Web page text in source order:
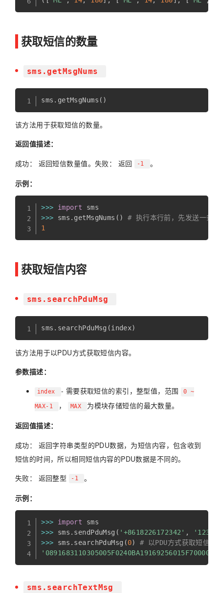
获取短信的数量
sms.getMsgNums
该方法用于获取短信的数量。
返回值描述：
成功： 返回短信数量值。失败： 返回
-1 。
示例：
>>> import
>>> sms . getMsgNums ( )
# 执行本行前，先发送一条
1
获取短信内容
sms.searchPduMsg
该方法用于以PDU方式获取短信内容。
参数描述：
index - 需要获取短信的索引，整型值，范围 0 ~
MAX-1 ， MAX 为模块存储短信的最大数量。
返回值描述：
成功： 返回字符串类型的PDU数据，为短信内容，包含收到
短信的时间，所以相同短信内容的PDU数据是不同的。
失败： 返回整型
-1 。
示例：
>>> import
>>> sms . sendPduMsg ( '+8618226172342' ,
>>> sms . searchPduMsg (0)
# 以PDU方式获取短信
sms.searchTextMsg